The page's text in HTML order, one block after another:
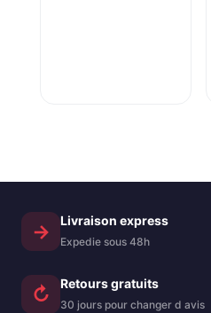
→ Livraison express
Expedie sous 48h
↻ Retours gratuits
30 jours pour changer d avis